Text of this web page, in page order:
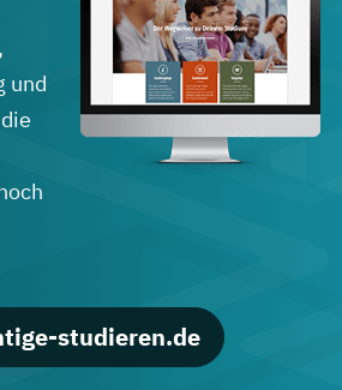
und
studieren.de